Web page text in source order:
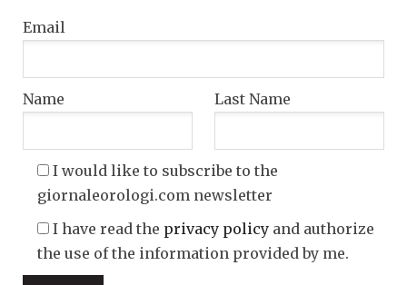
Email
Name Last Name
I would like to subscribe to the
giornaleorologi.com newsletter
I have read the privacy policy and authorize
the use of the information provided by me.